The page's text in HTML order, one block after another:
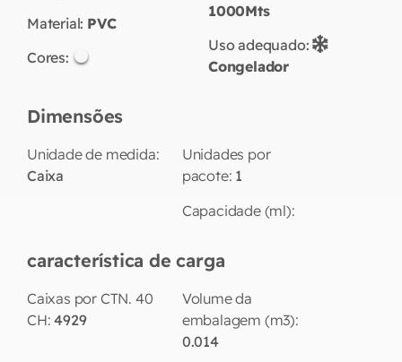
Material: PVC
Cores:
1000Mts
Uso adequado:
Congelador
Dimensões
Unidade de medida:
Caixa
Unidades por
pacote: 1
Capacidade (ml):
característica de carga
Caixas por CTN. 40
CH:4929
Volume da
embalagem (m3):
0.014